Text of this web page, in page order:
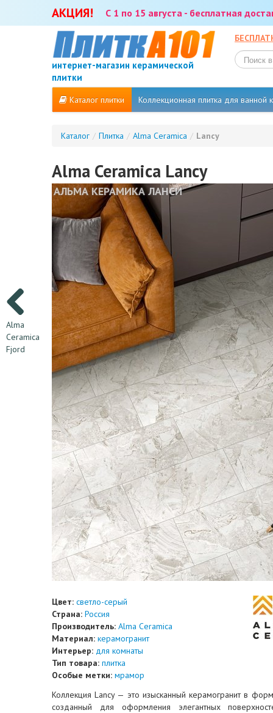
АКЦИЯ! С 1 по 15 августа - бесплатная
интернет-магазин керамической
плитки
Каталог плитки Коллекционная плитка для ванной
Каталог / Плитка / Alma Ceramica / Lancy
Alma
Ceramica
Fjord
Alma Ceramica Lancy
АЛЬМА КЕРАМИКА ЛАНСИ
Цвет: светло-серый
Страна: Россия
Производитель: Alma Ceramica
Материал: керамогранит
Интерьер: для комнаты
Тип товара: плитка
Особые метки: мрамор
Коллекция Lancy — это изысканный керамогранит в
созданный для оформления элегантных